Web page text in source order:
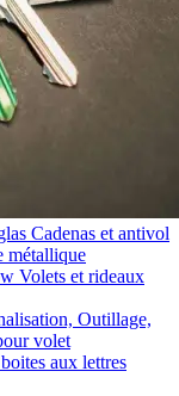
Cadenas et antivol
métallique
Volets et rideaux
Outillage,
volet
aux lettres